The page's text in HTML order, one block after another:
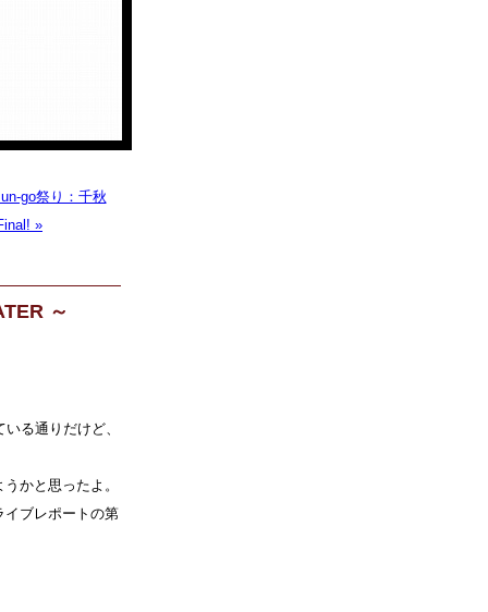
go祭り：千秋
»
～
る通りだけど、
かと思ったよ。
ブレポートの第